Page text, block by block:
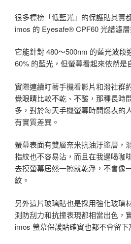
很多標榜「低藍光」的保護貼其實
imos 的 Eyesafe® CPF60 光譜濾
它能針對 480～500nm 的藍光波段
60% 的藍光，但螢幕看起來依然是
實際連續盯著手機看影片和滑社群
覺眼睛比較不乾、不酸，那種長時
多，對於每天手機螢幕時間爆表的
有實質差異。
螢幕表面有雙層奈米抗油汙塗層，
指紋也不容易沾，而且在我邊喝咖
去摸螢幕居然一擦就乾淨，不會像
紋。
另外這片玻璃貼也是採用強化玻璃
測防刮力和抗撞表現都相當出色，
imos 螢幕保護貼確實也都不會留下